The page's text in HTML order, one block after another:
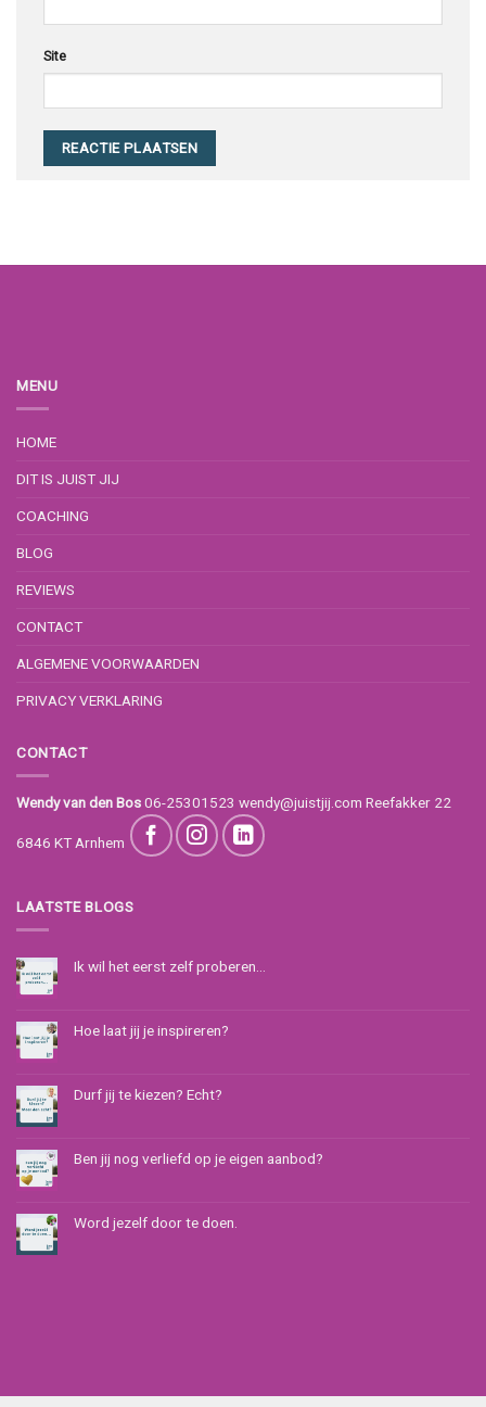
Site
MENU
HOME
DIT IS JUIST JIJ
COACHING
BLOG
REVIEWS
CONTACT
ALGEMENE VOORWAARDEN
PRIVACY VERKLARING
CONTACT
Wendy van den Bos06-25301523 wendy@juistjij.com Reefakker 22
6846 KT Arnhem
LAATSTE BLOGS
Ik wil het eerst zelf proberen…
Hoe laat jij je inspireren?
Durf jij te kiezen? Echt?
Ben jij nog verliefd op je eigen aanbod?
Word jezelf door te doen.